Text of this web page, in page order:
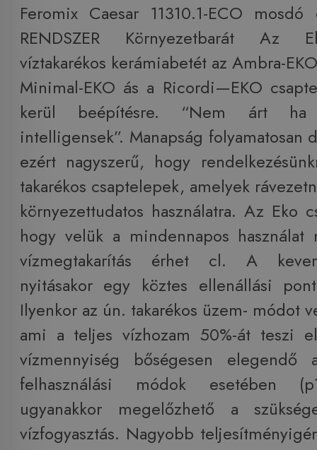
Feromix Caesar 11310.1-ECO
RENDSZER Környezetbarát Az
víztakarékos kerámiabetét az Ambra-
Minimal-EKO ás a Ricordi—EKO
kerül beépítésre. “Nem árt
intelligensek”. Manapság folyamatosan
ezért nagyszerű, hogy
takarékos csaptelepek, amelyek
környezettudatos használatra. Az Eko
hogy velük a mindennapos
vízmegtakarítás érhet cl. A
nyitásakor egy köztes ellenállási
Ilyenkor az ún. takarékos üzem- módot
ami a teljes vízhozam 50%-át teszi
vízmennyiség bőségesen elegendő
felhasználási módok esetében
ugyanakkor megelőzhető a
vízfogyasztás. Nagyobb